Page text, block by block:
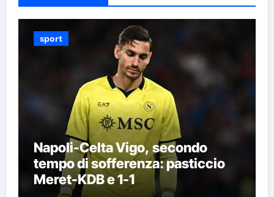
sport
Napoli-Celta Vigo, secondo
tempo di sofferenza: pasticcio
Meret-KDB e 1-1